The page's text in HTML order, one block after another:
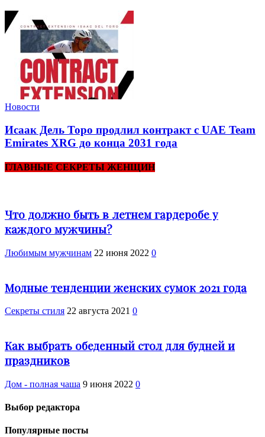
Новости
Исаак Дель Торо продлил контракт с UAE Team
Emirates XRG до конца 2031 года
ГЛАВНЫЕ СЕКРЕТЫ ЖЕНЩИН
Что должно быть в летнем гардеробе у
каждого мужчины?
Любимым мужчинам 22 июня 2022 0
Модные тенденции женских сумок 2021 года
Секреты стиля 22 августа 2021 0
Как выбрать обеденный стол для будней и
праздников
Дом - полная чаша 9 июня 2022 0
Выбор редактора
Популярные посты